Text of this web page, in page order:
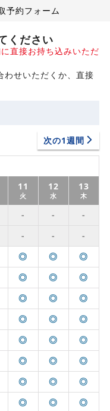
予約フォーム
ください
直接お持ち込みいただ
わせいただくか、直接
次の1週間
11
火
12
水
13
木
- -
-
- -
-
◎ ◎
◎
◎ ◎
◎
◎ ◎
◎
◎ ◎
◎
◎ ◎
◎
◎ ◎
◎
◎ ◎
◎
◎ ◎
◎